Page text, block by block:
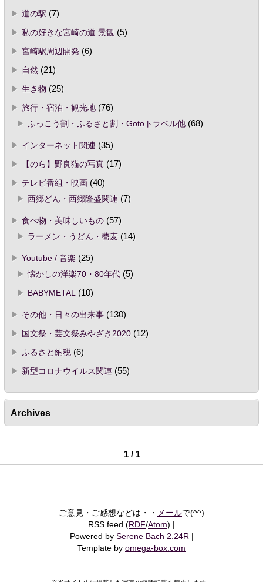
道の駅 (7)
私の好きな宮崎の道 景観 (5)
宮崎駅周辺開発(6)
自然 (21)
生き物 (25)
旅行・宿泊・観光地(76)
ふっこう割・ふるさと割・Gotoトラベル他(68)
インターネット関連 (35)
【のら】野良猫の写真(17)
テレビ番組・映画(40)
西郷どん・西郷隆盛関連 (7)
食べ物・美味しいもの(57)
ラーメン・うどん・蕎麦(14)
Youtube / 音楽 (25)
懐かしの洋楽70・80年代(5)
BABYMETAL
(10)
その他・日々の出来事(130)
国文祭・芸文祭みやざき2020(12)
ふるさと納税(6)
新型コロナウイルス関連 (55)
Archives
1 / 1
ご意見・ご感想などは・・ メールで(^^)
RSS feed (RDF/Atom)
Powered by Serene Bach 2.24R
Template by omega-box.com